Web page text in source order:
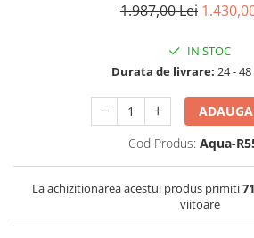
Membrane osmoza inversa
Membrana Ultrafiltrare
Cartuse In-Line
Cartuse diverse
Cartuse atipice
1.987,00 Lei
IN STOC
Durata de livrare: 24 -
Cod Produs: Aqua-
La achizitionarea acestui produs primiti71
viitoare